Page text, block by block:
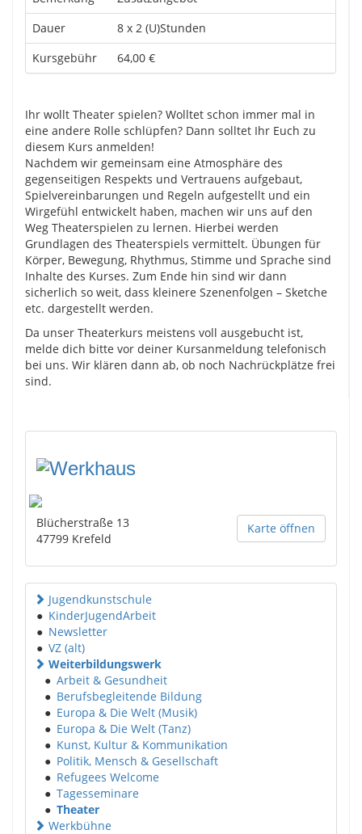
Dauer
8 x 2 (U)Stunden
Kursgebühr
64,00 €
Ihr wollt Theater spielen? Wolltet schon immer mal in
eine andere Rolle schlüpfen? Dann solltet Ihr Euch zu
diesem Kurs anmelden!
Nachdem wir gemeinsam eine Atmosphäre des
gegenseitigen Respekts und Vertrauens aufgebaut,
Spielvereinbarungen und Regeln aufgestellt und ein
Wirgefühl entwickelt haben, machen wir uns auf den
Weg Theaterspielen zu lernen. Hierbei werden
Grundlagen des Theaterspiels vermittelt. Übungen für
Körper, Bewegung, Rhythmus, Stimme und Sprache sind
Inhalte des Kurses. Zum Ende hin sind wir dann
sicherlich so weit, dass kleinere Szenenfolgen – Sketche
etc. dargestellt werden.
Da unser Theaterkurs meistens voll ausgebucht ist,
melde dich bitte vor deiner Kursanmeldung telefonisch
bei uns. Wir klären dann ab, ob noch Nachrückplätze frei
sind.
Karte öffnen
Blücherstraße 13
47799 Krefeld
Jugendkunstschule
● KinderJugendArbeit
● Newsletter
● VZ (alt)
Weiterbildungswerk
● Arbeit & Gesundheit
● Berufsbegleitende Bildung
● Europa & Die Welt (Musik)
● Europa & Die Welt (Tanz)
● Kunst, Kultur & Kommunikation
● Politik, Mensch & Gesellschaft
● Refugees Welcome
● Tagesseminare
● Theater
Werkbühne